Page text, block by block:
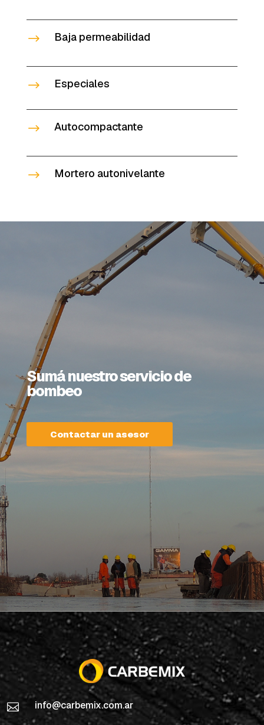
$ Baja permeabilidad
$ Especiales
$ Autocompactante
$ Mortero autonivelante
Sumá nuestro servicio de
bombeo
Contactar un asesor
 info@carbemix.com.ar